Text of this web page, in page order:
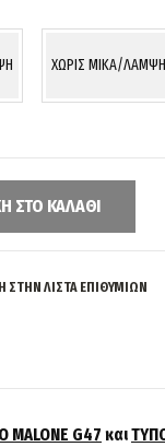
ΧΩΡΙΣ MIKA/ΛΑΜΨΗ
ΣΤΟ ΚΑΛΆΘΙ
ΣΤΗΝ ΛΊΣΤΑ ΕΠΙΘΥΜΙΏΝ
MALONE G47 και